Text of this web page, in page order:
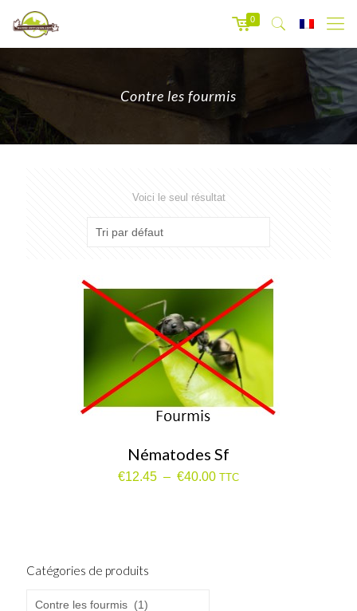
0
Contre les fourmis
Voici le seul résultat
Nématodes Sf
€12.45 – €40.00Plage
TTC
Catégories de produits